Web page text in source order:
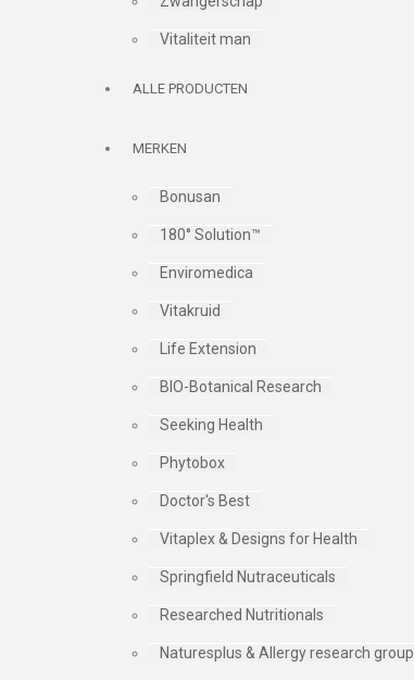
Vitaliteit man
ALLE PRODUCTEN
MERKEN
Bonusan
180° Solution™
Enviromedica
Vitakruid
Life Extension
BIO-Botanical Research
Seeking Health
Phytobox
Doctor's Best
Vitaplex & Designs for Health
Springfield Nutraceuticals
Researched Nutritionals
Naturesplus & Allergy research group